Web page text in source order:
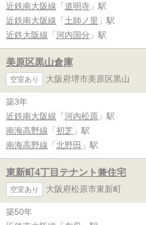
近鉄南大阪線 「 道明寺 」駅
近鉄南大阪線 「 土師ノ里 」駅
近鉄大阪線 「 河内国分 」駅
美原区黒山倉庫
空室あり 大阪府堺市美原区黒山
築3年
近鉄南大阪線 「 河内松原 」駅
南海高野線 「 初芝 」駅
南海高野線 「 北野田 」駅
東新町4丁目テナント兼住宅
空室あり 大阪府松原市東新町
築50年